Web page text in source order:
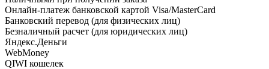
Онлайн-платеж банковской картой Visa/MasterCard
Банковский перевод (для физических лиц)
Безналичный расчет (для юридических лиц)
Яндекс.Деньги
WebMoney
QIWI кошелек